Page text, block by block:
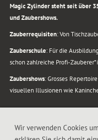
Magic Zylinder steht seit über
und Zaubershows.
Zauberrequisiten: Von
Zauberschule: Für die
schon zahlreiche Profi-
Zaubershows: Grosses
visuellen Illusionen wie
.
Alle Rechte vorbehalten. ©
Wir verwenden Cookies